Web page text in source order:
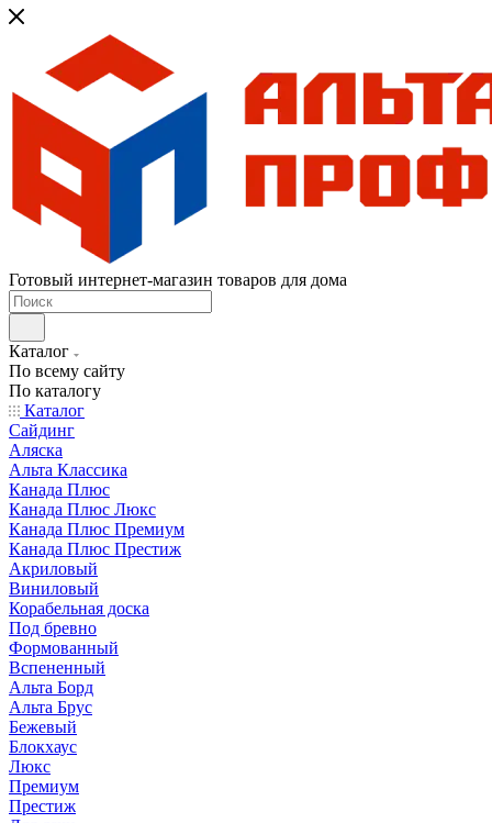
Готовый интернет-магазин товаров для дома
Каталог
По всему сайту
По каталогу
Каталог
Сайдинг
Аляска
Альта Классика
Канада Плюс
Канада Плюс Люкс
Канада Плюс Премиум
Канада Плюс Престиж
Акриловый
Виниловый
Корабельная доска
Под бревно
Формованный
Вспененный
Альта Борд
Альта Брус
Бежевый
Блокхаус
Люкс
Премиум
Престиж